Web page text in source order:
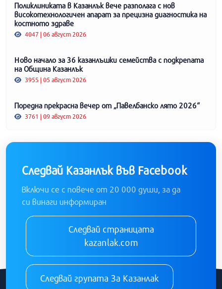
Поликлиниката в Казанлък вече разполага с нов
високотехнологичен апарат за прецизна диагностика на
костното здраве
4047 | 06 август 2026
Ново начало за 36 казанлъшки семейства с подкрепата
на Община Казанлък
3955 | 05 август 2026
Поредна прекрасна вечер от „Павелбанско лято 2026“
3761 | 09 август 2026
Следвай Казанлък във Facebook
Включи се с повече от 20 000 души, за да
си винаги информиран
Следвай страницата
kazanlak.com
Следвай групата За Казанлак